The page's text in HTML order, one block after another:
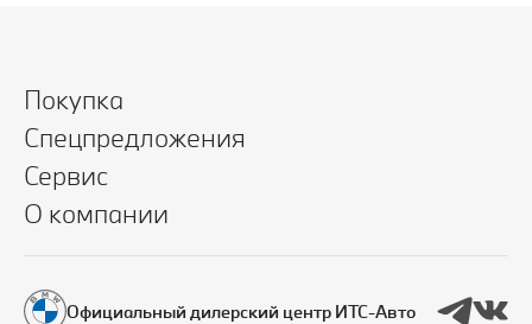
Покупка
Спецпредложения
Сервис
О компании
Официальный дилерский центр ИТС-Авто